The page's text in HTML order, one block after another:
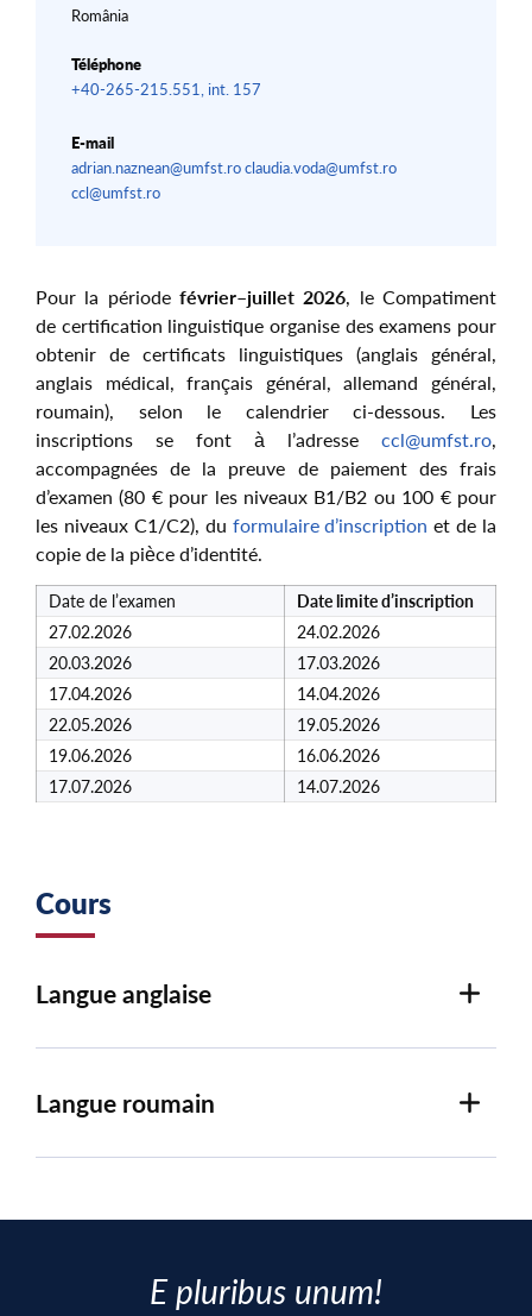
România
Téléphone
+40-265-215.551, int. 157
E-mail
adrian.naznean@umfst.ro claudia.voda@umfst.ro
ccl@umfst.ro
Pour la périodefévrier–juillet 2026, le Compatiment
de certification linguistique organise des examens pour
obtenir de certificats linguistiques (anglais général,
anglais médical, français général, allemand général,
roumain), selon le calendrier ci-dessous. Les
inscriptions se font à l’adresse ccl@umfst.ro,
accompagnées de la preuve de paiement des frais
d’examen (80 € pour les niveaux B1/B2 ou 100 € pour
les niveaux C1/C2), du formulaire d’inscription et de la
copie de la pièce d’identité.
Date de l’examen
Date limite d’inscription
27.02.2026
24.02.2026
20.03.2026
17.03.2026
17.04.2026
14.04.2026
22.05.2026
19.05.2026
19.06.2026
16.06.2026
17.07.2026
14.07.2026
Cours
Langue anglaise
Langue roumain
E pluribus unum!